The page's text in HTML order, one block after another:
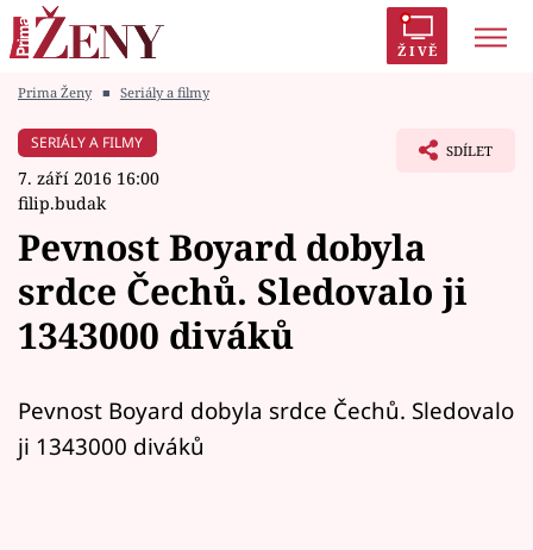
ŽIVĚ
Módní alarm
Témata
Celebrity
Vztahy
Prima Ženy ■ Seriály a filmy
SERIÁLY A FILMY
7. září 2016 16:00
filip.budak
SDÍLET
Pevnost Boyard dobyla
srdce Čechů. Sledovalo ji
1343000 diváků
Pevnost Boyard dobyla srdce Čechů. Sledovalo
ji 1343000 diváků